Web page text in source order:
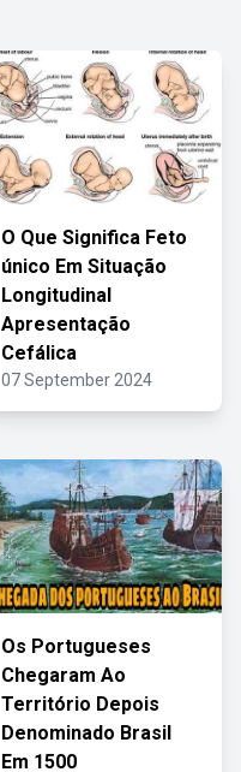
O Que Significa Feto
único Em Situação
Longitudinal
Apresentação
Cefálica
07 September 2024
Os Portugueses
Chegaram Ao
Território Depois
Denominado Brasil
Em 1500